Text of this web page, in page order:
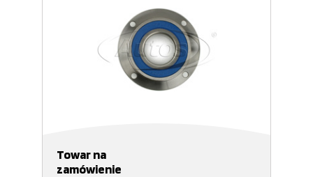
Towar na
zamówienie